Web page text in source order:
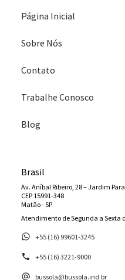
Página Inicial
Sobre Nós
Contato
Trabalhe Conosco
Blog
Brasil
Av. Aníbal Ribeiro, 28 – Jardim
CEP 15991-348
Matão - SP
Atendimento de Segunda a Sexta
+55 (16) 99601-3245
+55 (16) 3221-9000
bussola@bussola.ind.br